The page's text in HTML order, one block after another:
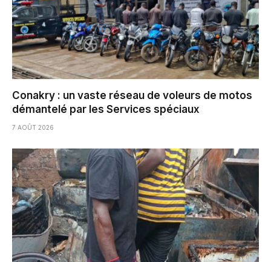
Conakry : un vaste réseau de voleurs de motos
démantelé par les Services spéciaux
7 AOÛT 2026